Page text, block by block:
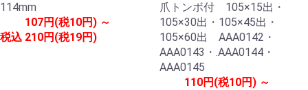
114mm
税込
107円(税10円) ～
210円(税19円)
爪トンボ付 105×15出・
105×30出・105×45出・
105×60出 AAA0142・
AAA0143・.AAA0144・
AAA0145
110円(税10円) ～